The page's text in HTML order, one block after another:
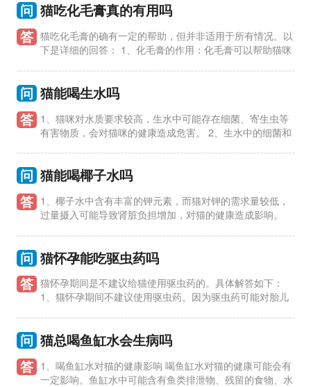
问 猫吃化毛膏真的有用吗
答 猫吃化毛膏的确有一定的帮助，但并非适用于所有情况。以
下是详细的回答： 1、化毛膏的作用：化毛膏可以帮助猫咪
问 猫能喝生水吗
答 1、猫咪对水质要求较高，生水中可能存在细菌、寄生虫等
有害物质，会对猫咪的健康造成危害。 2、生水中的细菌和
问 猫能喝椰子水吗
答 1、椰子水中含有丰富的钾元素，而猫对钾的需求量较低，
过量摄入可能导致肾脏负担增加，对猫的健康造成影响。
问 猫怀孕能吃驱虫药吗
答 猫怀孕期间是不建议给猫使用驱虫药的。具体解答如下：
1、猫怀孕期间不建议使用驱虫药。因为驱虫药可能对胎儿
问 猫总喝鱼缸水会生病吗
答 1、喝鱼缸水对猫的健康影响 喝鱼缸水对猫的健康可能会有
一定影响。鱼缸水中可能含有鱼类排泄物、残留的食物、水